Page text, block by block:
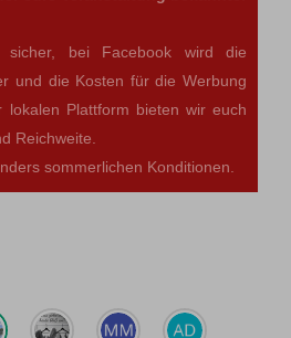
bei Facebook wird die
und die Kosten für die Werbung
lokalen Plattform bieten wir euch
Reichweite.
sommerlichen Konditionen.